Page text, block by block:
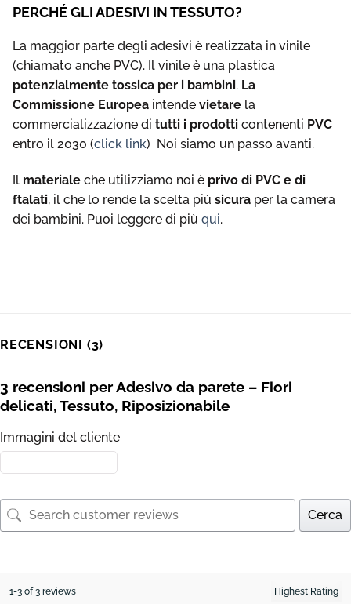
PERCHÉ GLI ADESIVI IN TESSUTO?
La maggior parte degli adesivi è realizzata in vinile
(chiamato anche PVC). Il vinile è una plastica
potenzialmente tossica per i bambini. La
Commissione Europea intende vietare la
commercializzazione di tutti i prodotti contenenti PVC
entro il 2030 (click link) Noi siamo un passo avanti.
Il materiale che utilizziamo noi è privo di PVC e di
ftalati, il che lo rende la scelta più sicura per la camera
dei bambini. Puoi leggere di più qui.
RECENSIONI (3)
3 recensioni perAdesivo da parete – Fiori
delicati, Tessuto, Riposizionabile
Immagini del cliente
Cerca
1-3 of 3 reviews